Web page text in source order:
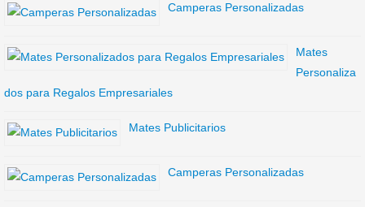
Camperas Personalizadas
Mates
Personaliza
dos para Regalos Empresariales
Mates Publicitarios
Camperas Personalizadas